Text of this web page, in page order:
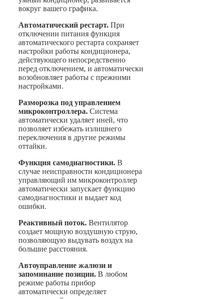
вокруг вашего графика.
Автоматический рестарт. При
отключении питания функция
автоматического рестарта сохраняет
настройки работы кондиционера,
действующего непосредственно
перед отключением, и автоматически
возобновляет работы с прежними
настройками.
Разморозка под управлением
микроконтроллера. Система
автоматически удаляет иней, что
позволяет избежать излишнего
переключения в другие режимы
оттайки.
Функция самодиагностики. В
случае неисправности кондиционера
управляющий им микроконтроллер
автоматически запускает функцию
самодиагностики и выдает код
ошибки.
Реактивный поток. Вентилятор
создает мощную воздушную струю,
позволяющую выдувать воздух на
большие расстояния.
Автоуправление жалюзи и
запоминание позиции. В любом
режиме работы прибор
автоматически определяет